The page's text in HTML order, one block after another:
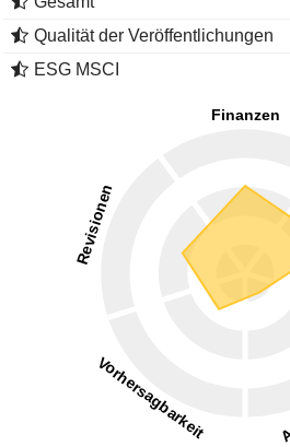
Qualität der Veröffentlichungen
ESG MSCI